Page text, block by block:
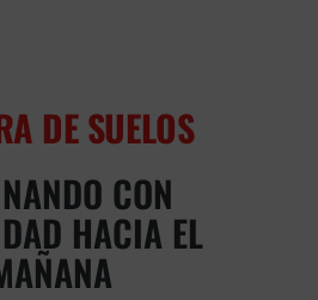
DE SUELOS
CON
HACIA EL